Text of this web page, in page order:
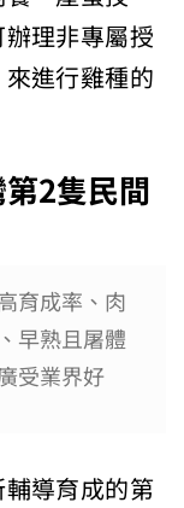
理非專屬授
進行雞種的
2隻民間
育成率、肉
早熟且屠體
受業界好
導育成的第